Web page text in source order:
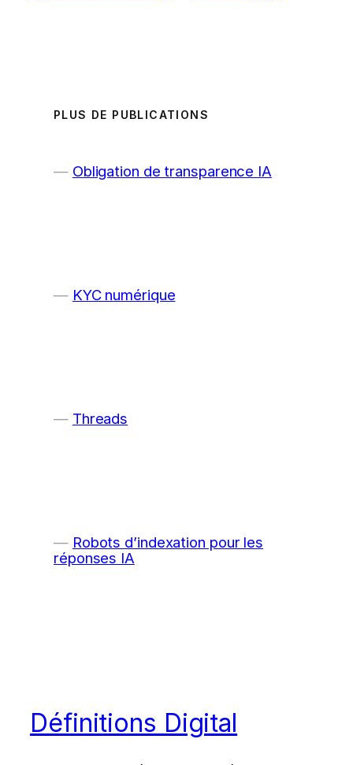
PLUS DE PUBLICATIONS
Obligation de transparence IA
KYC numérique
Threads
Robots d’indexation pour les
réponses IA
Définitions Digital